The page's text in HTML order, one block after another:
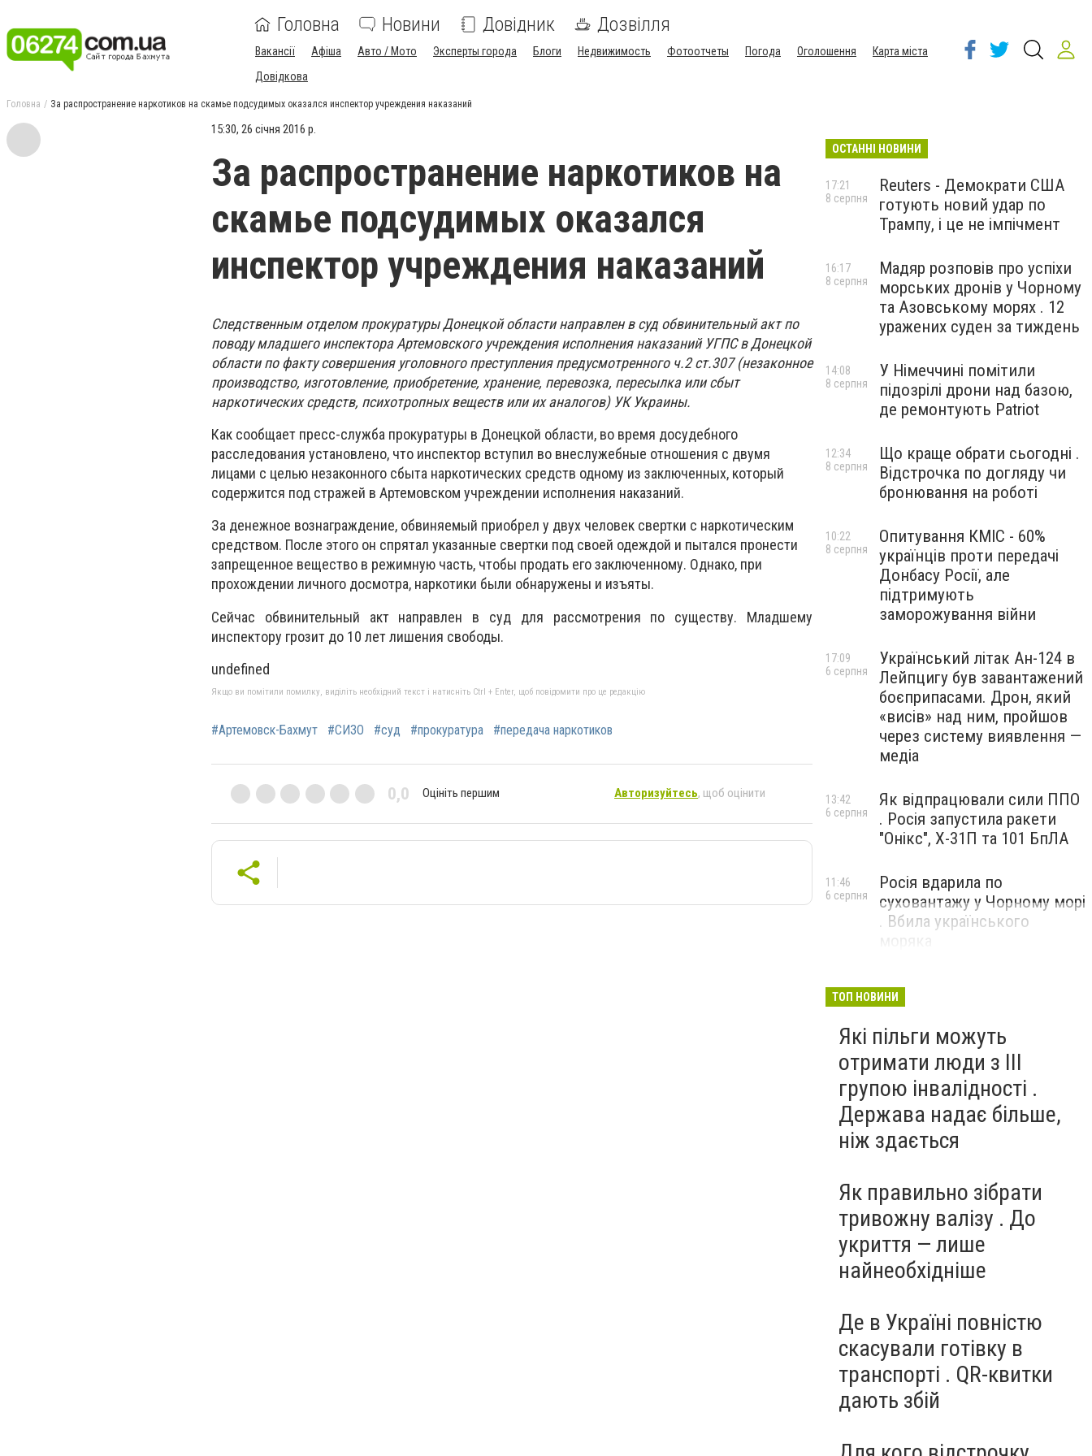
Головна Новини Довідник Дозвілля
Вакансії Афіша Авто / Мото Эксперты города Блоги Недвижимость Фотоотчеты Погода Оголошення
Карта міста
Довідкова
Головна За распространение наркотиков на скамье подсудимых оказался инспектор учреждения наказаний
15:30, 26 січня 2016 р.
За распространение наркотиков на
скамье подсудимых оказался
инспектор учреждения наказаний
Следственным отделом прокуратуры Донецкой области направлен в суд обвинительный акт по
поводу младшего инспектора Артемовского учреждения исполнения наказаний УГПС в Донецкой
области по факту совершения уголовного преступления предусмотренного ч.2 ст.307 (незаконное
производство, изготовление, приобретение, хранение, перевозка, пересылка или сбыт
наркотических средств, психотропных веществ или их аналогов) УК Украины.
Как сообщает пресс-служба прокуратуры в Донецкой области, во время досудебного
расследования установлено, что инспектор вступил во внеслужебные отношения с двумя
лицами с целью незаконного сбыта наркотических средств одному из заключенных, который
содержится под стражей в Артемовском учреждении исполнения наказаний.
За денежное вознаграждение, обвиняемый приобрел у двух человек свертки с наркотическим
средством. После этого он спрятал указанные свертки под своей одеждой и пытался пронести
запрещенное вещество в режимную часть, чтобы продать его заключенному. Однако, при
прохождении личного досмотра, наркотики были обнаружены и изъяты.
Сейчас обвинительный акт направлен в суд для рассмотрения по существу. Младшему
инспектору грозит до 10 лет лишения свободы.
undefined
Якщо ви помітили помилку, виділіть необхідний текст і натисніть Ctrl + Enter, щоб повідомити про це редакцію
#Артемовск-Бахмут #СИЗО #суд #прокуратура #передача наркотиков
0,0 Оцініть першим Авторизуйтесь, щоб оцінити
ОСТАННІ НОВИНИ
Reuters - Демократи США
готують новий удар по
Трампу, і це не імпічмент
17:21
8 серпня
Мадяр розповів про успіхи
морських дронів у Чорному
та Азовському морях . 12
уражених суден за тиждень
16:17
8 серпня
У Німеччині помітили
підозрілі дрони над базою,
де ремонтують Patriot
14:08
8 серпня
Що краще обрати сьогодні .
Відстрочка по догляду чи
бронювання на роботі
12:34
8 серпня
Опитування КМІС - 60%
українців проти передачі
Донбасу Росії, але
підтримують
заморожування війни
10:22
8 серпня
Український літак Ан-124 в
Лейпцигу був завантажений
боєприпасами. Дрон, який
«висів» над ним, пройшов
через систему виявлення —
медіа
17:09
6 серпня
Як відпрацювали сили ППО
. Росія запустила ракети
"Онікс", Х-31П та 101 БпЛА
13:42
6 серпня
Росія вдарила по
суховантажу у Чорному морі
. Вбила українського
11:46
6 серпня
ТОП НОВИНИ
Які пільги можуть
отримати люди з III
групою інвалідності .
Держава надає більше,
ніж здається
Як правильно зібрати
тривожну валізу . До
укриття — лише
найнеобхідніше
Де в Україні повністю
скасували готівку в
транспорті . QR-квитки
дають збій